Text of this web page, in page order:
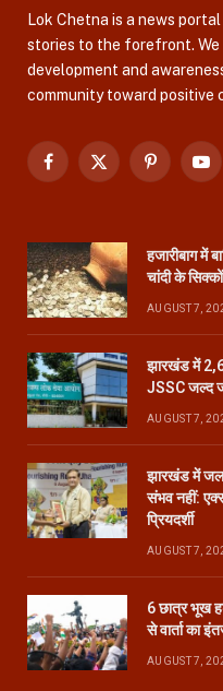
Lok Chetna is a news
stories to the forefront. We
development and
community toward positive
Facebook
X
Pinterest
हजारीबाग में
चांदी के
AUGUST 7,
झारखंड में
JSSC जल्द
AUGUST 7,
झारखंड में जल
संभव नहीं:
प्रियदर्शी
AUGUST 7,
6 छात्र भूख
से वार्ता का
AUGUST 7,